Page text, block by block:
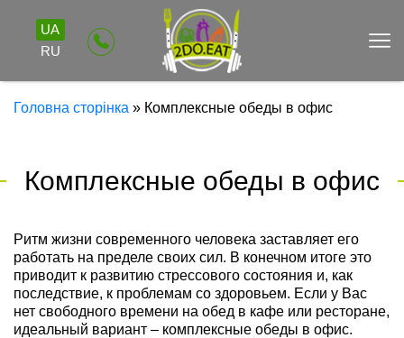
UA
RU
Головна сторінка » Комплексные обеды в офис
Комплексные обеды в офис
Ритм жизни современного человека заставляет его
работать на пределе своих сил. В конечном итоге это
приводит к развитию стрессового состояния и, как
последствие, к проблемам со здоровьем. Если у Вас
нет свободного времени на обед в кафе или ресторане,
идеальный вариант – комплексные обеды в офис.